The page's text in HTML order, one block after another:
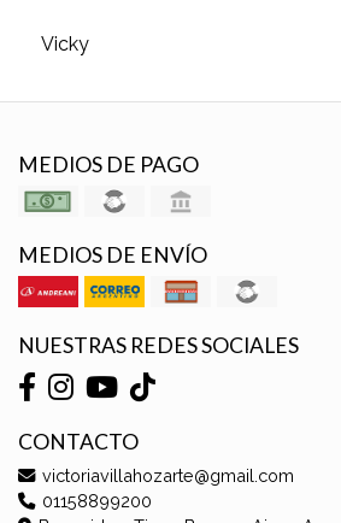
Vicky
MEDIOS DE PAGO
MEDIOS DE ENVÍO
NUESTRAS REDES SOCIALES
CONTACTO
victoriavillahozarte@gmail.com
01158899200